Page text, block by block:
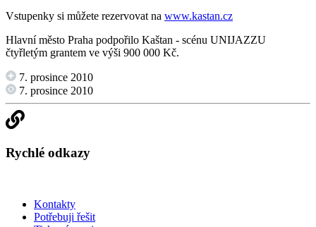
Vstupenky si můžete rezervovat na www.kastan.cz
Hlavní město Praha podpořilo Kaštan - scénu UNIJAZZU
čtyřletým grantem ve výši 900 000 Kč.
7. prosince 2010
7. prosince 2010
Rychlé odkazy
Kontakty
Potřebuji řešit